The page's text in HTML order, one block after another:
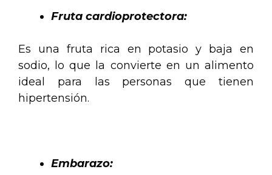
Fruta cardioprotectora:
Es una fruta rica en potasio y baja en
sodio, lo que la convierte en un alimento
ideal para las personas que tienen
hipertensión.
Embarazo: